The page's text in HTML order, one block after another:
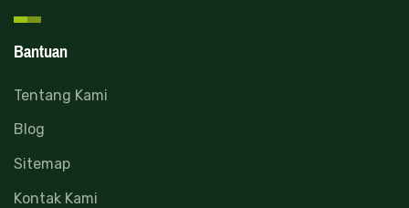
Bantuan
Tentang Kami
Blog
Sitemap
Kontak Kami